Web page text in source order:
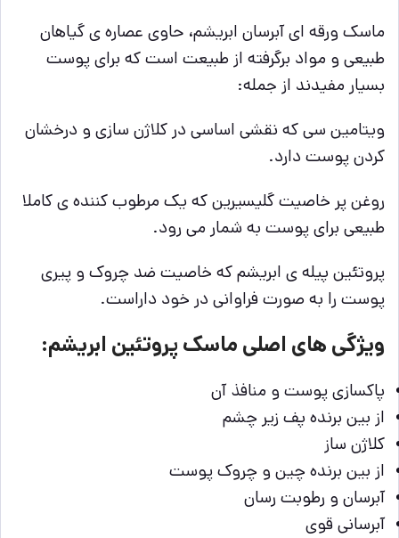
ماسک ورقه ای آبرسان ابریشم، حاوی عصاره ی گیاهان
طبیعی و مواد برگرفته از طبیعت است که برای پوست
بسیار مفیدند از جمله:
ویتامین سی که نقشی اساسی در کلاژن سازی و درخشان
کردن پوست دارد.
روغن پر خاصیت گلیسیرین که یک مرطوب کننده ی کاملا
طبیعی برای پوست به شمار می رود.
پروتئین پیله ی ابریشم که خاصیت ضد چروک و پیری
پوست را به صورت فراوانی در خود داراست.
ویژگی های اصلی ماسک پروتئین ابریشم:
پاکسازی پوست و منافذ آن
از بین برنده پف زیر چشم
کلاژن ساز
از بین برنده چین و چروک پوست
آبرسان و رطوبت رسان
آبرسانی قوی